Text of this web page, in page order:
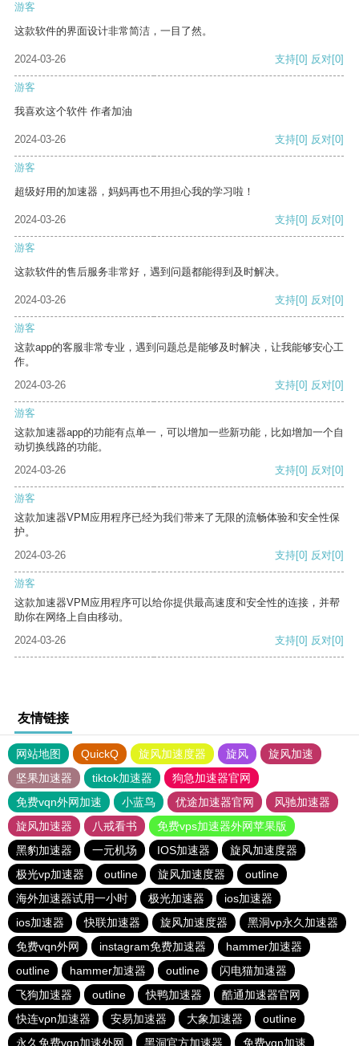
游客
这款软件的界面设计非常简洁，一目了然。
2024-03-26 支持[0] 反对[0]
游客
我喜欢这个软件 作者加油
2024-03-26 支持[0] 反对[0]
游客
超级好用的加速器，妈妈再也不用担心我的学习啦！
2024-03-26 支持[0] 反对[0]
游客
这款软件的售后服务非常好，遇到问题都能得到及时解决。
2024-03-26 支持[0] 反对[0]
游客
这款app的客服非常专业，遇到问题总是能够及时解决，让我能够安心工
作。
2024-03-26
支持[0] 反对[0]
游客
这款加速器app的功能有点单一，可以增加一些新功能，比如增加一个自
动切换线路的功能。
2024-03-26
支持[0] 反对[0]
游客
这款加速器VPM应用程序已经为我们带来了无限的流畅体验和安全性保
护。
2024-03-26
支持[0] 反对[0]
游客
这款加速器VPM应用程序可以给你提供最高速度和安全性的连接，并帮
助你在网络上自由移动。
2024-03-26
支持[0] 反对[0]
友情链接
网站地图 QuickQ 旋风加速度器 旋风
旋风加速
坚果加速器
tiktok加速器
狗急加速器官网
免费vqn外网加速
小蓝鸟 优途加速器官网
风驰加速器
旋风加速器
八戒看书
免费vps加速器外网苹果版
黑豹加速器
一元机场 IOS加速器
旋风加速度器
极光vp加速器
outline 旋风加速度器
outline
海外加速器试用一小时
极光加速器
ios加速器
ios加速器
快联加速器 旋风加速度器
黑洞vp永久加速器
免费vqn外网
instagram免费加速器
hammer加速器
outline
hammer加速器 outline
闪电猫加速器
飞狗加速器
outline 快鸭加速器
酷通加速器官网
快连vρn加速器
安易加速器 大象加速器
outline
永久免费vqn加速外网
黑洞官方加速器 免费vqn加速